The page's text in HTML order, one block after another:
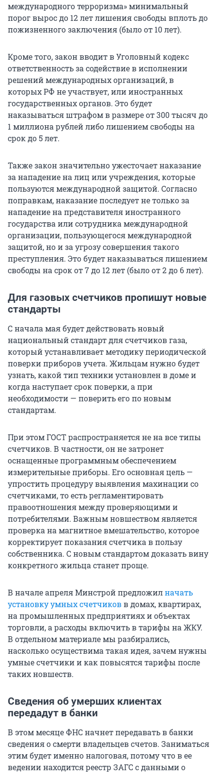
международного терроризма» минимальный
порог вырос до 12 лет лишения свободы вплоть до
пожизненного заключения (было от 10 лет).
Кроме того, закон вводит в Уголовный кодекс
ответственность за содействие в исполнении
решений международных организаций, в
которых РФ не участвует, или иностранных
государственных органов. Это будет
наказываться штрафом в размере от 300 тысяч до
1 миллиона рублей либо лишением свободы на
срок до 5 лет.
Также закон значительно ужесточает наказание
за нападение на лиц или учреждения, которые
пользуются международной защитой. Согласно
поправкам, наказание последует не только за
нападение на представителя иностранного
государства или сотрудника международной
организации, пользующегося международной
защитой, но и за угрозу совершения такого
преступления. Это будет наказываться лишением
свободы на срок от 7 до 12 лет (было от 2 до 6 лет).
Для газовых счетчиков пропишут новые
стандарты
С начала мая будет действовать новый
национальный стандарт для счетчиков газа,
который устанавливает методику периодической
поверки приборов учета. Жильцам нужно будет
узнать, какой тип техники установлен в доме и
когда наступает срок поверки, а при
необходимости — поверить его по новым
стандартам.
При этом ГОСТ распространяется не на все типы
счетчиков. В частности, он не затронет
оснащенные программным обеспечением
измерительные приборы. Его основная цель —
упростить процедуру выявления махинации со
счетчиками, то есть регламентировать
правоотношения между проверяющими и
потребителями. Важным новшеством является
проверка на магнитное вмешательство, которое
корректирует показания счетчика в пользу
собственника. С новым стандартом доказать вину
конкретного жильца станет проще.
В начале апреля Минстрой предложилначать
установку умных счетчиковв домах, квартирах,
на промышленных предприятиях и объектах
торговли, а расходы включить в тарифы на ЖКУ.
В отдельном материале мы разбирались,
насколько осуществима такая идея, зачем нужны
умные счетчики и как повысятся тарифы после
таких новшеств.
Сведения об умерших клиентах
передадут в банки
В этом месяце ФНС начнет передавать в банки
сведения о смерти владельцев счетов. Заниматься
этим будет именно налоговая, потому что в ее
ведении находится реестр ЗАГС с данными о